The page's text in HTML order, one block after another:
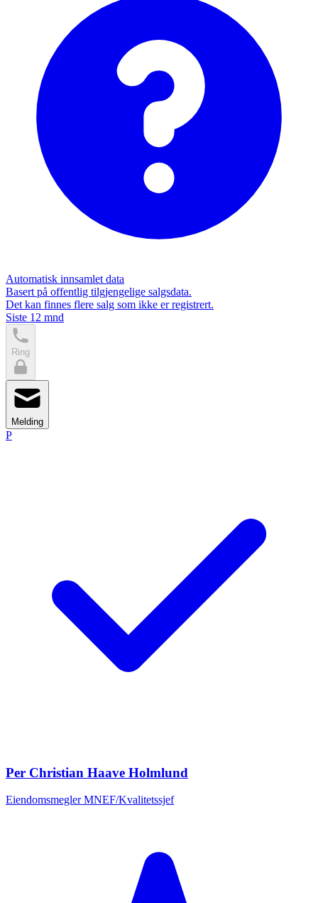
Automatisk innsamlet data
Basert på offentlig tilgjengelige salgsdata.
Det kan finnes flere salg som ikke er registrert.
Siste 12 mnd
Ring
Melding
P
Per Christian Haave Holmlund
Eiendomsmegler MNEF/Kvalitetssjef